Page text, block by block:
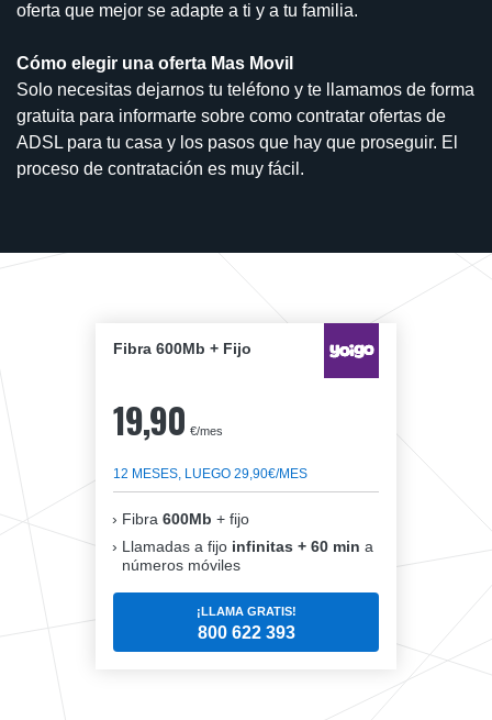
oferta que mejor se adapte a ti y a tu familia.
Cómo elegir una oferta Mas Movil
Solo necesitas dejarnos tu teléfono y te llamamos de forma
gratuita para informarte sobre como contratar ofertas de
ADSL para tu casa y los pasos que hay que proseguir. El
proceso de contratación es muy fácil.
Fibra 600Mb + Fijo
19,90 €/mes
12 MESES, LUEGO 29,90€/MES
Fibra 600Mb + fijo
Llamadas a fijo infinitas + 60 min a
números móviles
¡LLAMA GRATIS!
800 622 393